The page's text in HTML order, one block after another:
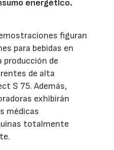
energético.
figuran
para bebidas en
producción de
de alta
S 75. Además,
exhibirán
médicas
totalmente